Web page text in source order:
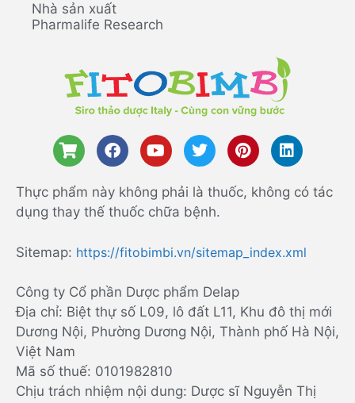
Nhà sản xuất
Pharmalife Research
Thực phẩm này không phải là thuốc, không có tác
dụng thay thế thuốc chữa bệnh.
Sitemap: https://fitobimbi.vn/sitemap_index.xml
Công ty Cổ phần Dược phẩm Delap
Địa chỉ: Biệt thự số L09, lô đất L11, Khu đô thị mới
Dương Nội, Phường Dương Nội, Thành phố Hà Nội,
Việt Nam
Mã số thuế: 0101982810
Chịu trách nhiệm nội dung: Dược sĩ Nguyễn Thị